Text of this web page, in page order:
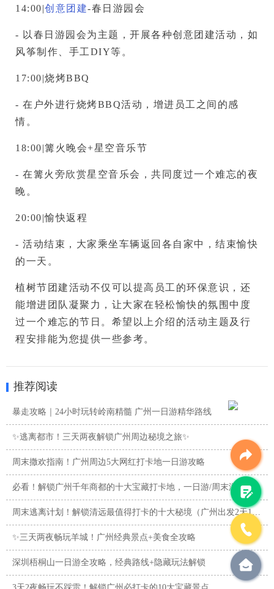
14:00|创意团建-春日游园会
- 以春日游园会为主题，开展各种创意团建活动，如
风筝制作、手工DIY等。
17:00|烧烤BBQ
- 在户外进行烧烤BBQ活动，增进员工之间的感
情。
18:00|篝火晚会+星空音乐节
- 在篝火旁欣赏星空音乐会，共同度过一个难忘的夜
晚。
20:00|愉快返程
- 活动结束，大家乘坐车辆返回各自家中，结束愉快
的一天。
植树节团建活动不仅可以提高员工的环保意识，还
能增进团队凝聚力，让大家在轻松愉快的氛围中度
过一个难忘的节日。希望以上介绍的活动主题及行
程安排能为您提供一些参考。
推荐阅读
暴走攻略｜24小时玩转岭南精髓 广州一日游精华路线
✨逃离都市！三天两夜解锁广州周边秘境之旅✨
周末撒欢指南！广州周边5大网红打卡地一日游攻略
必看！解锁广州千年商都的十大宝藏打卡地，一日游/周末游攻略
周末逃离计划！解锁清远最值得打卡的十大秘境（广州出发2天1夜 ...
✨三天两夜畅玩羊城！广州经典景点+美食全攻略
深圳梧桐山一日游全攻略，经典路线+隐藏玩法解锁